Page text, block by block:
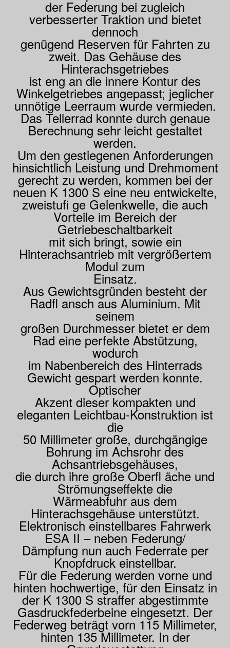
der Federung bei zugleich
verbesserter Traktion und bietet
dennoch
genügend Reserven für Fahrten zu
zweit. Das Gehäuse des
Hinterachsgetriebes
ist eng an die innere Kontur des
Winkelgetriebes angepasst; jeglicher
unnötige Leerraum wurde vermieden.
Das Tellerrad konnte durch genaue
Berechnung sehr leicht gestaltet
werden.
Um den gestiegenen Anforderungen
hinsichtlich Leistung und Drehmoment
gerecht zu werden, kommen bei der
neuen K 1300 S eine neu entwickelte,
zweistufi ge Gelenkwelle, die auch
Vorteile im Bereich der
Getriebeschaltbarkeit
mit sich bringt, sowie ein
Hinterachsantrieb mit vergrößertem
Modul zum
Einsatz.
Aus Gewichtsgründen besteht der
Radfl ansch aus Aluminium. Mit
seinem
großen Durchmesser bietet er dem
Rad eine perfekte Abstützung,
wodurch
im Nabenbereich des Hinterrads
Gewicht gespart werden konnte.
Optischer
Akzent dieser kompakten und
eleganten Leichtbau-Konstruktion ist
die
50 Millimeter große, durchgängige
Bohrung im Achsrohr des
Achsantriebsgehäuses,
die durch ihre große Oberfl äche und
Strömungseffekte die
Wärmeabfuhr aus dem
Hinterachsgehäuse unterstützt.
Elektronisch einstellbares Fahrwerk
ESA II – neben Federung/
Dämpfung nun auch Federrate per
Knopfdruck einstellbar.
Für die Federung werden vorne und
hinten hochwertige, für den Einsatz in
der K 1300 S straffer abgestimmte
Gasdruckfederbeine eingesetzt. Der
Federweg beträgt vorn 115 Millimeter,
hinten 135 Millimeter. In der